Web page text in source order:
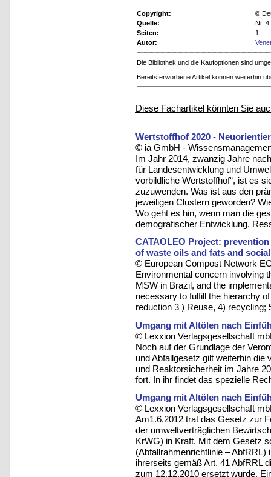
Copyright:
©
Quelle:
Nr. 4
Seiten:
1
Autor:
Die Bibliothek und die Kaufoptionen sind
Bereits erworbene Artikel können weiterhin
Diese Fachartikel könnten Sie
Wertstoffhof 2020 -
© ia GmbH -
Im Jahr 2014, zwanzig Jahre
für Landesentwicklung und
vorbildliche Wertstoffhof“, ist es
zuzuwenden. Was ist aus den
jeweiligen Clustern geworden?
Wo geht es hin, wenn man die
demografischer Entwicklung,
CATAOLEO Project:
of waste oils and fats and
© European Compost Network
Environmental concern involving
MSW in Brazil, and the
necessary to fulfill the hierarchy
reduction 3 ) Reuse, 4)
Umgang mit Altölen nach
© Lexxion Verlagsgesellschaft
Noch auf der Grundlage der
und Abfallgesetz gilt weiterhin
und Reaktorsicherheit im Jahre
fort. In ihr findet das spezielle
Umgang mit Altölen nach
© Lexxion Verlagsgesellschaft
Am1.6.2012 trat das Gesetz zur
der umweltverträglichen
KrWG) in Kraft. Mit dem Gesetz
(Abfallrahmenrichtlinie –
ihrerseits gemäß Art. 41 AbfRRL
zum 12.12.2010 ersetzt wurde.